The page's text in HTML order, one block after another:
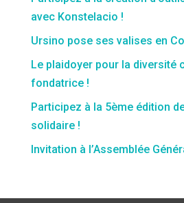
avec Konstelacio !
Ursino pose ses valises en
Le plaidoyer pour la diversité
fondatrice !
Participez à la 5ème édition
solidaire !
Invitation à l’Assemblée